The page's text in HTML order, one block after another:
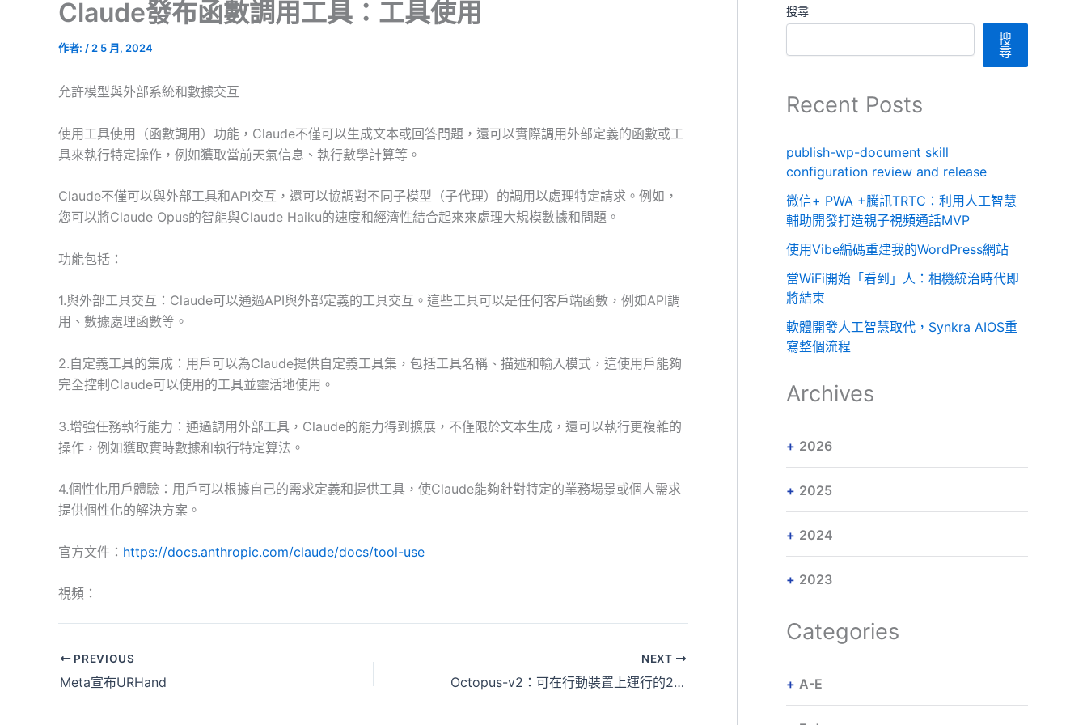
Claude發布函數調用工具：工具使用
作者: / 2 5 月, 2024
允許模型與外部系統和數據交互
使用工具使用（函數調用）功能，Claude不僅可以生成文本或回答問題，還可以實際調用外部定義的函數或工
具來執行特定操作，例如獲取當前天氣信息、執行數學計算等。
Claude不僅可以與外部工具和API交互，還可以協調對不同子模型（子代理）的調用以處理特定請求。例如，
您可以將Claude Opus的智能與Claude Haiku的速度和經濟性結合起來來處理大規模數據和問題。
功能包括：
1.與外部工具交互：Claude可以通過API與外部定義的工具交互。這些工具可以是任何客戶端函數，例如API調
用、數據處理函數等。
2.自定義工具的集成：用戶可以為Claude提供自定義工具集，包括工具名稱、描述和輸入模式，這使用戶能夠
完全控制Claude可以使用的工具並靈活地使用。
3.增強任務執行能力：通過調用外部工具，Claude的能力得到擴展，不僅限於文本生成，還可以執行更複雜的
操作，例如獲取實時數據和執行特定算法。
4.個性化用戶體驗：用戶可以根據自己的需求定義和提供工具，使Claude能夠針對特定的業務場景或個人需求
提供個性化的解決方案。
官方文件： https://docs.anthropic.com/claude/docs/tool-use
視頻：
PREVIOUS
Meta宣布URHand
NEXT
Octopus-v2：可在行動裝置上運行的2B LLM
搜尋
搜
尋
Recent Posts
publish-wp-document skill
configuration review and release
微信+ PWA +騰訊TRTC：利用人工智慧
輔助開發打造親子視頻通話MVP
使用Vibe編碼重建我的WordPress網站
當WiFi開始「看到」人：相機統治時代即
將結束
軟體開發人工智慧取代，Synkra AIOS重
寫整個流程
Archives
2026
2025
2024
2023
Categories
A-E